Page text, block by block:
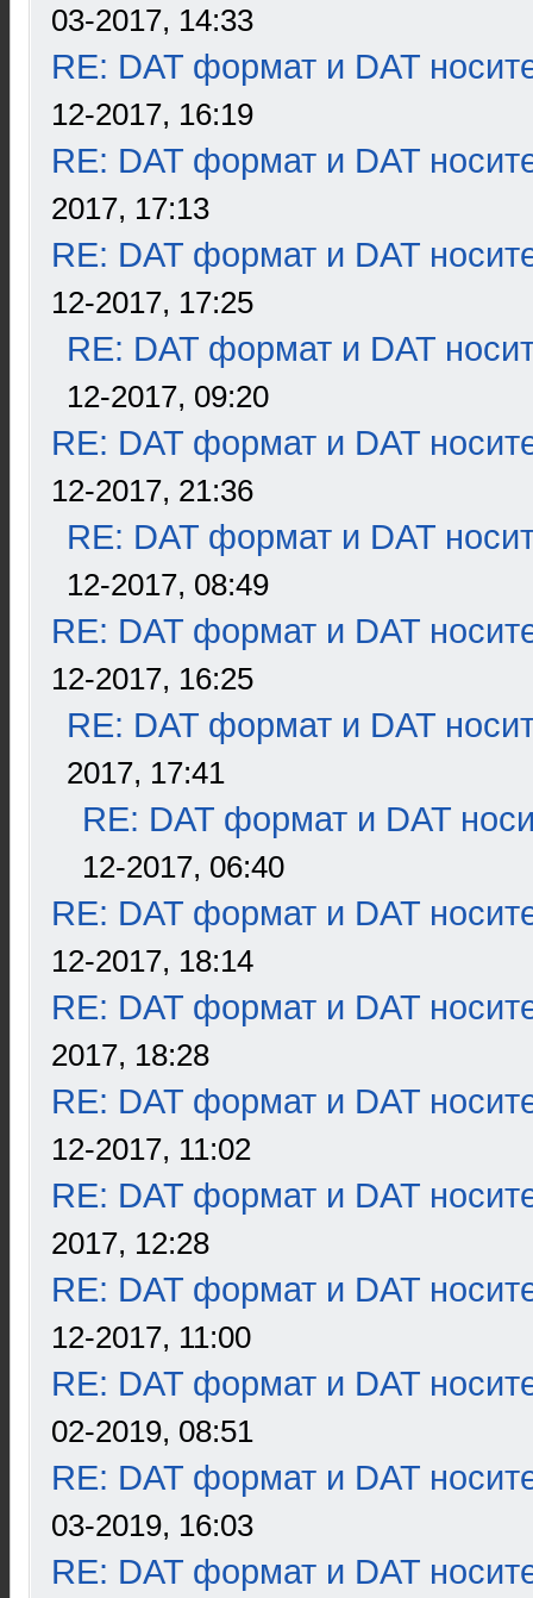
03-2017, 14:33
RE: DAT формат и DAT
12-2017, 16:19
RE: DAT формат и DAT
2017, 17:13
RE: DAT формат и DAT
12-2017, 17:25
RE: DAT формат и DAT
12-2017, 09:20
RE: DAT формат и DAT
12-2017, 21:36
RE: DAT формат и DAT
12-2017, 08:49
RE: DAT формат и DAT
12-2017, 16:25
RE: DAT формат и DAT
2017, 17:41
RE: DAT формат и DAT
12-2017, 06:40
RE: DAT формат и DAT
12-2017, 18:14
RE: DAT формат и DAT
2017, 18:28
RE: DAT формат и DAT
12-2017, 11:02
RE: DAT формат и DAT
2017, 12:28
RE: DAT формат и DAT
12-2017, 11:00
RE: DAT формат и DAT
02-2019, 08:51
RE: DAT формат и DAT
03-2019, 16:03
RE: DAT формат и DAT